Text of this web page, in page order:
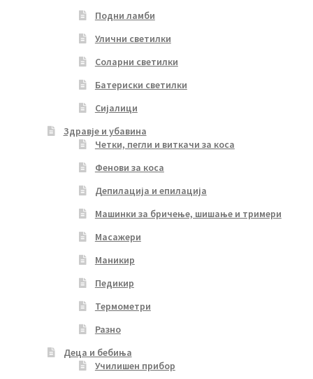
Подни ламби
Улични светилки
Соларни светилки
Батериски светилки
Сијалици
Здравје и убавина
Четки, пегли и виткачи за коса
Фенови за коса
Депилација и епилација
Машинки за бричење, шишање и тримери
Масажери
Маникир
Педикир
Термометри
Разно
Деца и бебиња
Училишен прибор